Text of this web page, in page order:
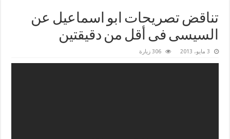
تناقض تصريحات ابو اسماعيل عن
السيسى فى أقل من دقيقتين
3 مايو، 2013 306 زيارة